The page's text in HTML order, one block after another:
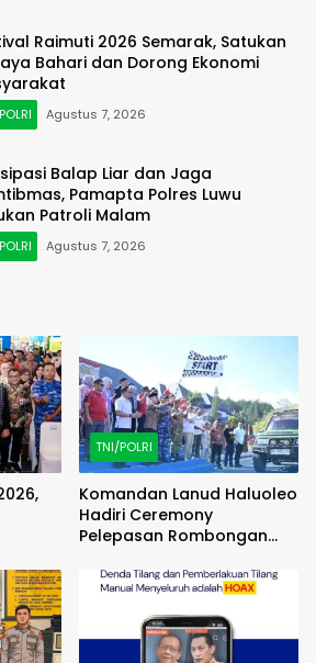
Raimuti 2026 Semarak, Satukan
Bahari dan Dorong Ekonomi
Agustus 7, 2026
Balap Liar dan Jaga
Pamapta Polres Luwu
Patroli Malam
Agustus 7, 2026
TNI/POLRI
Komandan Lanud Haluoleo
Hadiri Ceremony
Pelepasan Rombongan
(FAMTRIP) Overland